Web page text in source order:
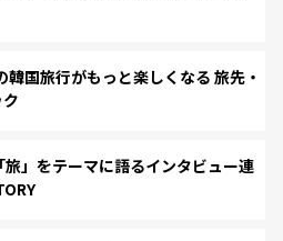
国旅行がもっと楽しくなる 旅先・
」をテーマに語るインタビュー連